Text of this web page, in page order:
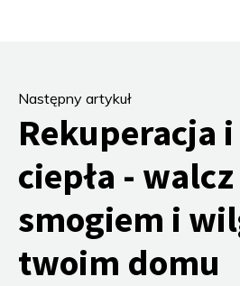
Następny artykuł
Rekuperacja
ciepła - walcz
smogiem i
twoim domu